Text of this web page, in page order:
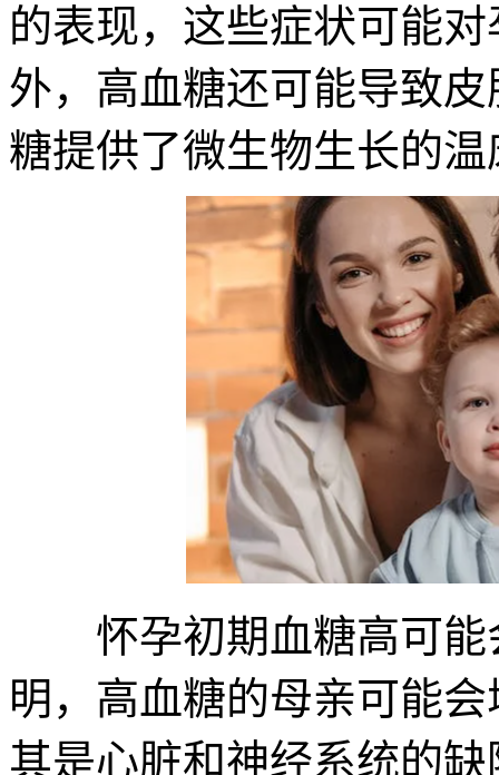
的表现，这些症状可能
外，高血糖还可能导致
糖提供了微生物生长的温
怀孕初期血糖高可能
明，高血糖的母亲可能
其是心脏和神经系统的